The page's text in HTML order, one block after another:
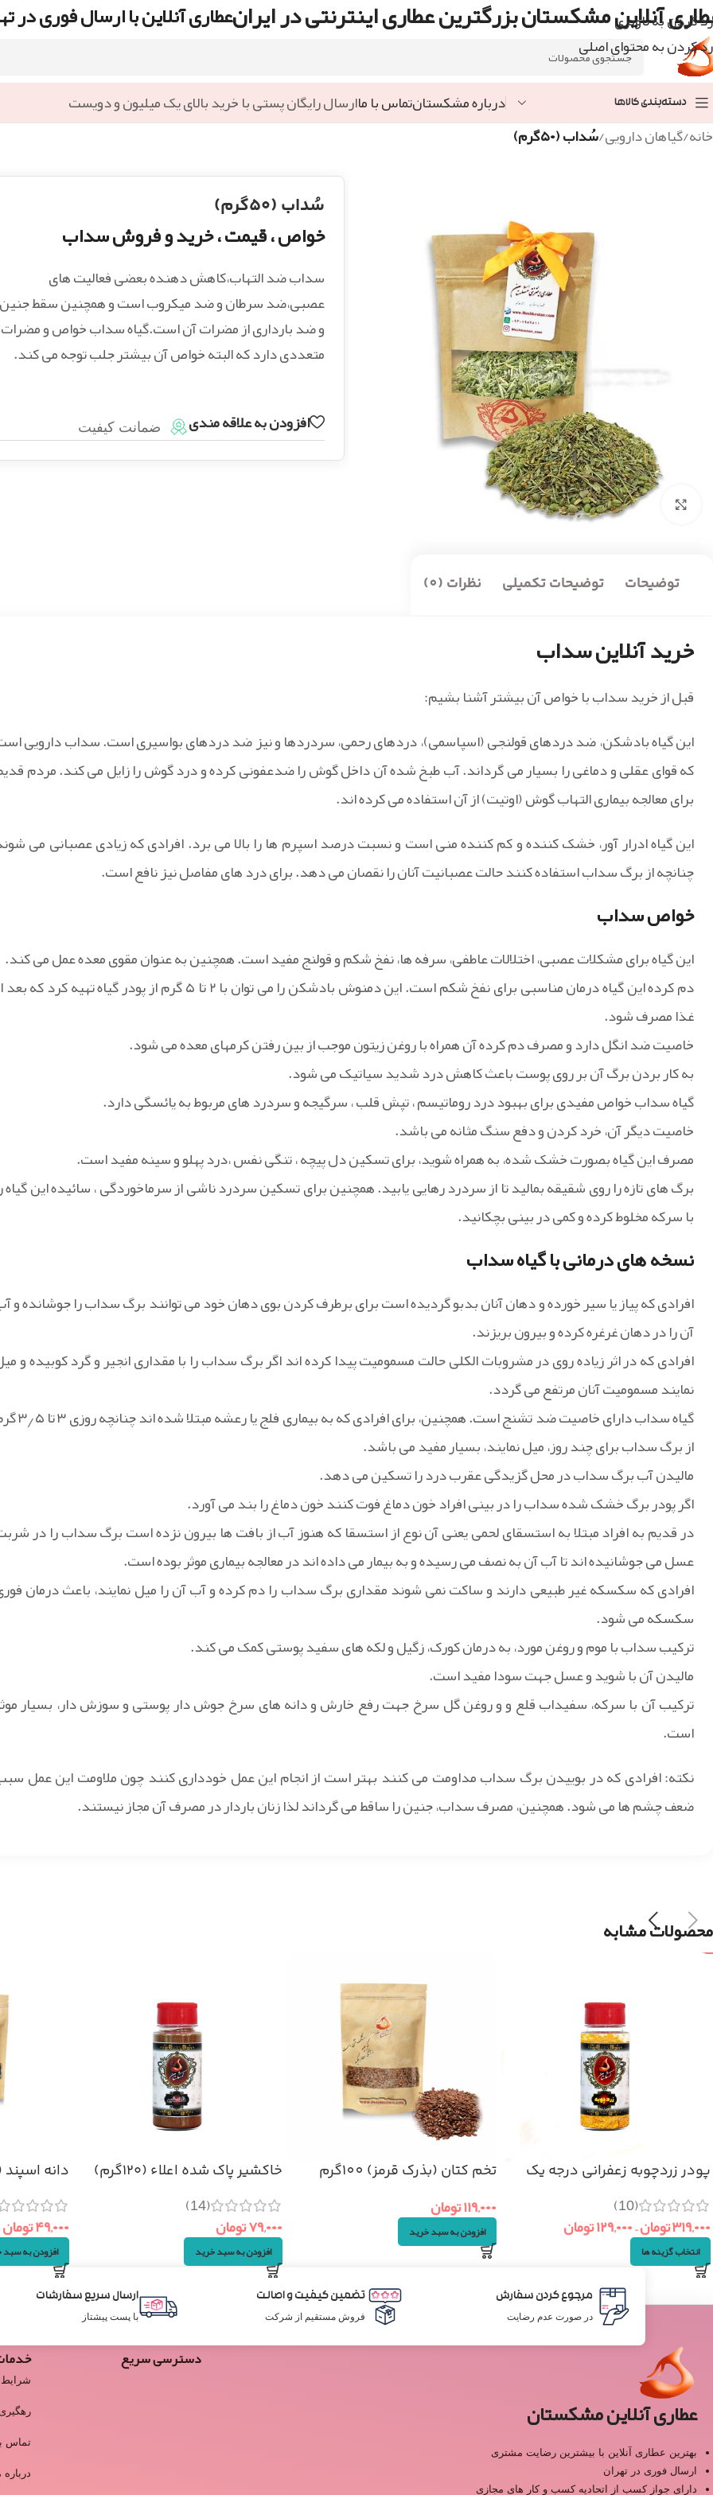
رد کردن به ناوبری
رد کردن به محتوای اصلی
آنلاین مشکستان بزرگترین عطاری اینترنتی در ایرانعطاری آنلاین با ارسال فوری در
دسته‌بندی کالاها درباره مشکستانتماس با ماارسال رایگان پستی با خرید بالای یک میلیون و دویست
خانه/گیاهان دارویی/سُداب (۵۰گرم)
بزرگنمایی تصویر
سُداب (۵۰گرم)
خواص ، قیمت ، خرید و فروش سداب
سداب ضد التهاب،کاهش دهنده بعضی فعالیت های
عصبی،ضد سرطان و ضد میکروب است و همچنین سقط
و ضد بارداری از مضرات آن است.گیاه سداب خواص و مضرات
متعددی دارد که البته خواص آن بیشتر جلب توجه می کند.
افزودن به علاقه مندی ضمانت کیفیت
توضیحات توضیحات تکمیلی نظرات (0)
خرید آنلاین سداب
قبل از خرید سداب با خواص آن بیشتر آشنا بشیم:
این گیاه بادشکن، ضد دردهای قولنجی (اسپاسمی)، دردهای رحمی، سردردها و نیز ضد دردهای بواسیری است. سداب دارویی
که قوای عقلی و دماغی را بسیار می گرداند. آب طبخ شده آن داخل گوش را ضدعفونی کرده و درد گوش را زایل می کند. مردم
برای معالجه بیماری التهاب گوش (اوتیت) از آن استفاده می کرده اند.
این گیاه ادرار آور، خشک کننده و کم کننده منی است و نسبت درصد اسپرم ها را بالا می برد. افرادی که زیادی عصبانی می
چنانچه از برگ سداب استفاده کنند حالت عصبانیت آنان را نقصان می دهد. برای درد های مفاصل نیز نافع است.
خواص سداب
این گیاه برای مشکلات عصبی، اختلالات عاطفی، سرفه ها، نفخ شکم و قولنج مفید است. همچنین به عنوان مقوی معده عمل می کند.
دم کرده این گیاه درمان مناسبی برای نفخ شکم است. این دمنوش بادشکن را می توان با ۲ تا ۵ گرم از پودر گیاه تهیه کرد
غذا مصرف شود.
خاصیت ضد انگل دارد و مصرف دم کرده آن همراه با روغن زیتون موجب از بین رفتن کرمهای معده می شود.
به کار بردن برگ آن بر روی پوست باعث کاهش درد شدید سیاتیک می شود.
گیاه سداب خواص مفیدی برای بهبود درد روماتیسم ، تپش قلب ، سرگیجه و سردرد های مربوط به یائسگی دارد.
خاصیت دیگر آن، خرد کردن و دفع سنگ مثانه می باشد.
مصرف این گیاه بصورت خشک شده، به همراه شوید، برای تسکین دل پیچه ، تنگی نفس ،درد پهلو و سینه مفید است.
برگ های تازه را روی شقیقه بمالید تا از سردرد رهایی یابید. همچنین برای تسکین سردرد ناشی از سرماخوردگی ، سائیده این گیاه
با سرکه مخلوط کرده و کمی در بینی بچکانید.
نسخه های درمانی با گیاه سداب
افرادی که پیاز یا سیر خورده و دهان آنان بدبو گردیده است برای برطرف کردن بوی دهان خود می توانند برگ سداب را جوشانده و
آن را در دهان غرغره کرده و بیرون بریزند.
افرادی که در اثر زیاده روی در مشروبات الکلی حالت مسمومیت پیدا کرده اند اگر برگ سداب را با مقداری انجیر و گرد کوبیده و
نمایند مسمومیت آنان مرتفع می گردد.
گیاه سداب دارای خاصیت ضد تشنج است. همچنین، برای افرادی که به
از برگ سداب برای چند روز، میل نمایند، بسیار مفید می باشد.
مالیدن آب برگ سداب در محل گزیدگی عقرب درد را تسکین می دهد.
اگر پودر برگ خشک شده سداب را در بینی افراد خون دماغ فوت کنند خون دماغ را بند می آورد.
در قدیم به افراد مبتلا به استسقای لحمی یعنی آن نوع از استسقا که هنوز آب از بافت ها بیرون نزده است برگ سداب را در
عسل می جوشانیده اند تا آب آن به نصف می رسیده و به بیمار می داده اند در معالجه بیماری موثر بوده است.
افرادی که سکسکه غیر طبیعی دارند و ساکت نمی شوند مقداری برگ سداب را دم کرده و آب آن را میل نمایند، باعث درمان
سکسکه می شود.
ترکیب سداب با موم و روغن مورد، به درمان کورک، زگیل و لکه های سفید پوستی کمک می کند.
مالیدن آن با شوید و عسل جهت سودا مفید است.
ترکیب آن با سرکه، سفیداب قلع و و روغن گل سرخ جهت رفع خارش و دانه های سرخ جوش دار پوستی و سوزش دار، بسیار
است.
نکته: افرادی که در بوییدن برگ سداب مداومت می کنند بهتر است از انجام این عمل خودداری کنند چون ملاومت این عمل
ضعف چشم ها می شود. همچنین، مصرف سداب، جنین را ساقط می گرداند لذا زنان باردار در مصرف آن مجاز نیستند.
محصولات مشابه
پودر زردچوبه زعفرانی درجه یک
(10)
۳۱۹,۰۰۰تومان–۱۲۹,۰۰۰تومان
انتخاب گزینه ها
تخم کتان (بذرک قرمز) 100گرم
۱۱۹,۰۰۰تومان
افزودن به سبد خرید
خاکشیر پاک شده اعلاء (۱۲۰گرم)
(14)
۷۹,۰۰۰تومان
افزودن به سبد خرید
دانه اسپند
۴۹,۰۰۰تومان
افزودن به
مرجوع کردن سفارش
در صورت عدم رضایت
تضمین کیفیت و اصالت
فروش مستقیم از شرکت
ارسال سریع سفارشات
با پست پیشتاز
عطاری آنلاین مشکستان
بهترین عطاری آنلاین با بیشترین رضایت مشتری
ارسال فوری در تهران
دارای جواز کسب از اتحادیه کسب و کار های مجازی
دسترسی سریع
تماس
درباره